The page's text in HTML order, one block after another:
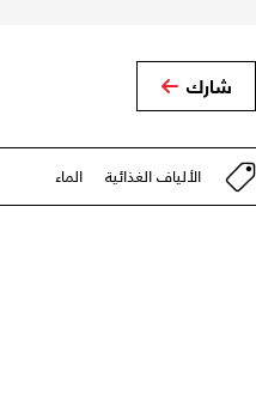
شارك
الألياف الغذائية الماء